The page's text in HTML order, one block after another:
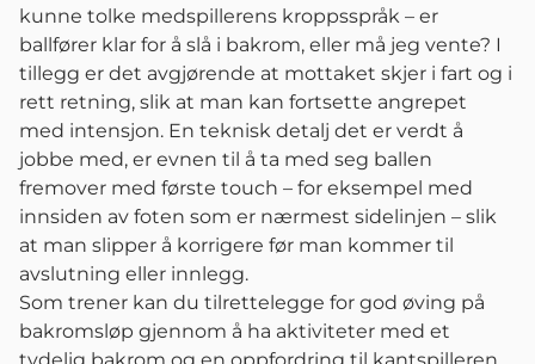
kunne tolke medspillerens kroppsspråk – er
ballfører klar for å slå i bakrom, eller må jeg vente? I
tillegg er det avgjørende at mottaket skjer i fart og i
rett retning, slik at man kan fortsette angrepet
med intensjon. En teknisk detalj det er verdt å
jobbe med, er evnen til å ta med seg ballen
fremover med første touch – for eksempel med
innsiden av foten som er nærmest sidelinjen – slik
at man slipper å korrigere før man kommer til
avslutning eller innlegg.
Som trener kan du tilrettelegge for god øving på
bakromsløp gjennom å ha aktiviteter med et